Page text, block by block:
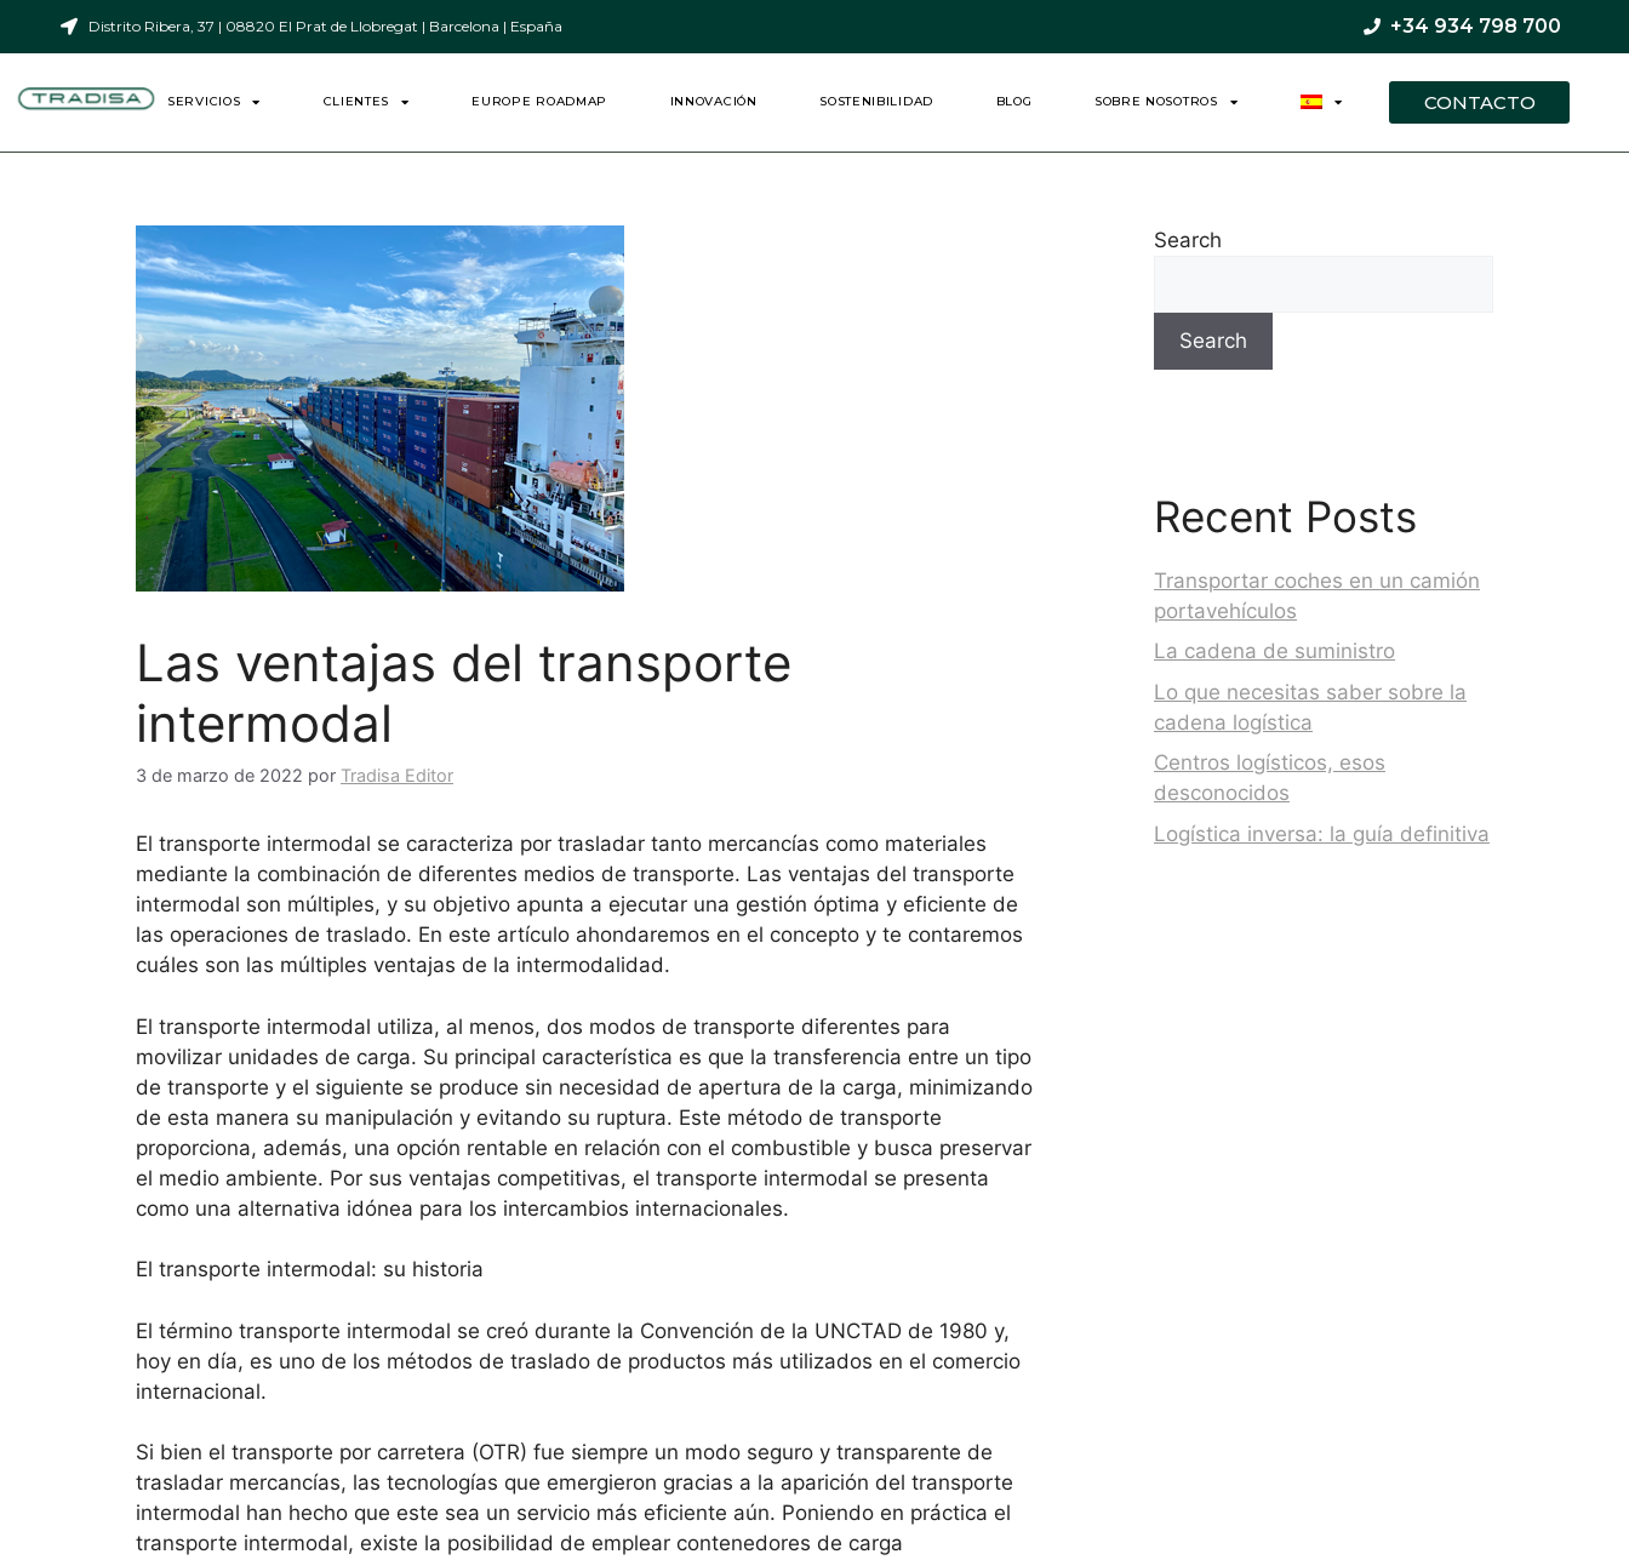
Distrito Ribera, 37 | 08820 El Prat de Llobregat | Barcelona | España +34 934 798 700
SERVICIOS CLIENTES EUROPE ROADMAP INNOVACIÓN SOSTENIBILIDAD BLOG SOBRE NOSOTROS CONTACTO
Las ventajas del transporte
intermodal
3 de marzo de 2022 por Tradisa Editor
El transporte intermodal se caracteriza por trasladar tanto mercancías como materiales
mediante la combinación de diferentes medios de transporte. Las ventajas del transporte
intermodal son múltiples, y su objetivo apunta a ejecutar una gestión óptima y eficiente de
las operaciones de traslado. En este artículo ahondaremos en el concepto y te contaremos
cuáles son las múltiples ventajas de la intermodalidad.
El transporte intermodal utiliza, al menos, dos modos de transporte diferentes para
movilizar unidades de carga. Su principal característica es que la transferencia entre un tipo
de transporte y el siguiente se produce sin necesidad de apertura de la carga, minimizando
de esta manera su manipulación y evitando su ruptura. Este método de transporte
proporciona, además, una opción rentable en relación con el combustible y busca preservar
el medio ambiente. Por sus ventajas competitivas, el transporte intermodal se presenta
como una alternativa idónea para los intercambios internacionales.
El transporte intermodal: su historia
El término transporte intermodal se creó durante la Convención de la UNCTAD de 1980 y,
hoy en día, es uno de los métodos de traslado de productos más utilizados en el comercio
internacional.
Si bien el transporte por carretera (OTR) fue siempre un modo seguro y transparente de
trasladar mercancías, las tecnologías que emergieron gracias a la aparición del transporte
intermodal han hecho que este sea un servicio más eficiente aún. Poniendo en práctica el
transporte intermodal, existe la posibilidad de emplear contenedores de carga
Search
Search
Recent Posts
Transportar coches en un camión
portavehículos
La cadena de suministro
Lo que necesitas saber sobre la
cadena logística
Centros logísticos, esos
desconocidos
Logística inversa: la guía definitiva